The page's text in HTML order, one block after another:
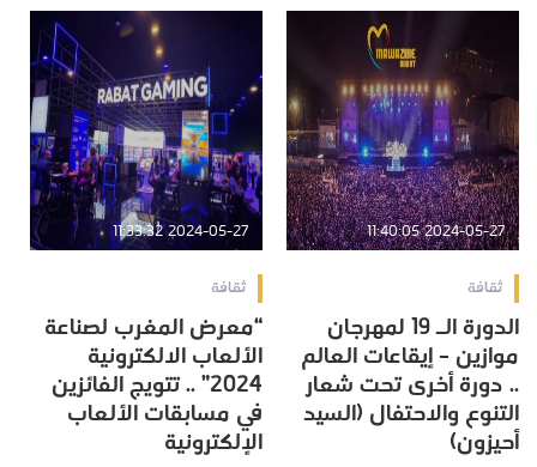
2024-05-27 11:40:05
ثقافة
الدورة الـ 19 لمهرجان
موازين – إيقاعات العالم
.. دورة أخرى تحت شعار
التنوع والاحتفال (السيد
أحيزون)
2024-05-27 11:33:32
ثقافة
“معرض المغرب لصناعة
الألعاب الالكترونية
2024” .. تتويج الفائزين
في مسابقات الألعاب
الإلكترونية